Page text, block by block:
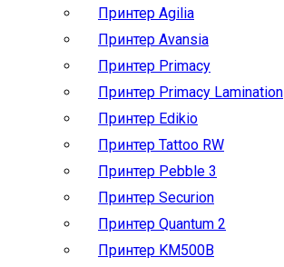
Принтер Agilia
Принтер Avansia
Принтер Primacy
Принтер Primacy Lamination
Принтер Edikio
Принтер Tattoo RW
Принтер Pebble 3
Принтер Securion
Принтер Quantum 2
Принтер KM500B